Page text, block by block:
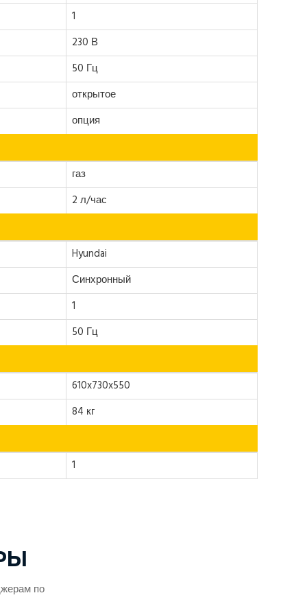
1
230 В
50 Гц
открытое
опция
газ
2 л/час
Hyundai
Синхронный
1
50 Гц
610x730x550
84 кг
1
по